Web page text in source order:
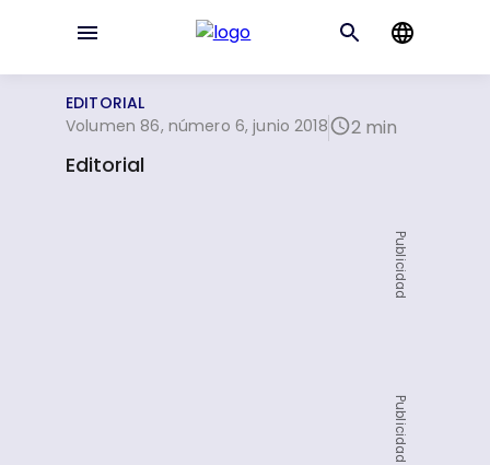
EDITORIAL
Volumen 86, número 6, junio 2018
2 min
Editorial
Publicidad
Publicidad